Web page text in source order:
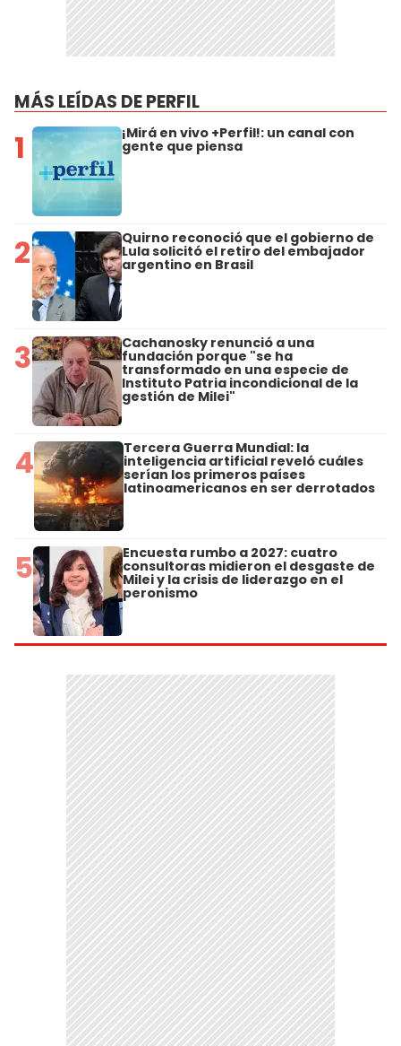
MÁS LEÍDAS DE PERFIL
1 ¡Mirá en vivo +Perfil!: un canal con
gente que piensa
2 Quirno reconoció que el gobierno de
Lula solicitó el retiro del embajador
argentino en Brasil
3 Cachanosky renunció a una
fundación porque "se ha
transformado en una especie de
Instituto Patria incondicional de la
gestión de Milei"
4 Tercera Guerra Mundial: la
inteligencia artificial reveló cuáles
serían los primeros países
latinoamericanos en ser derrotados
5 Encuesta rumbo a 2027: cuatro
consultoras midieron el desgaste de
Milei y la crisis de liderazgo en el
peronismo